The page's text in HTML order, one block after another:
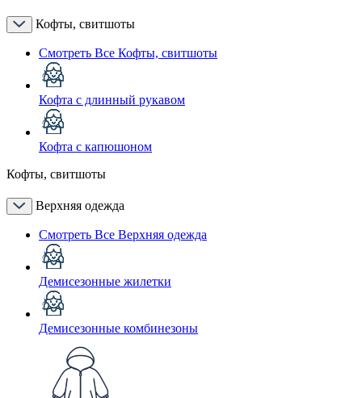
Кофты, свитшоты
Смотреть Все Кофты, свитшоты
Кофта с длинный рукавом
Кофта с капюшоном
Кофты, свитшоты
Верхняя одежда
Смотреть Все Верхняя одежда
Демисезонные жилетки
Демисезонные комбинезоны